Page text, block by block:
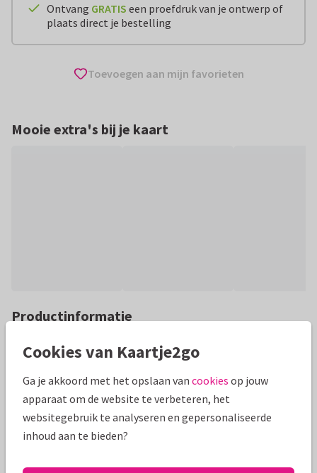
Ontvang GRATIS een proefdruk van je ontwerp of
plaats direct je bestelling
Toevoegen aan mijn favorieten
Mooie extra's bij je kaart
Productinformatie
Handig fotosjabloon waarmee je gemakkelijk een eigen
persoonlijke fotokaart maakt met 9 eigen foto's op een
vierkante kaart
Alle kaarten zijn helemaal naar wens aan te passen
Cookies van Kaartje2go
Ga je akkoord met het opslaan van cookies op jouw
apparaat om de website te verbeteren, het
websitegebruik te analyseren en gepersonaliseerde
inhoud aan te bieden?